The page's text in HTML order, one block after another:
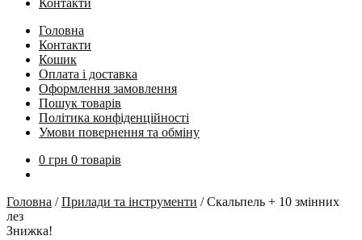
Контакти
Головна
Контакти
Кошик
Оплата і доставка
Оформлення замовлення
Пошук товарів
Політика конфіденційності
Умови повернення та обміну
0 грн 0 товарів
Головна /Прилади та інструменти /Скальпель + 10 змінних
лез
Знижка!